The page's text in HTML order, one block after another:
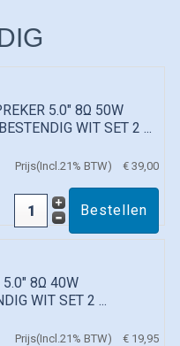
5.0" 8Ω 50W
WIT SET 2 ...
Prijs(Incl.21% BTW) € 39,00
5.0" 8Ω 40W
WIT SET 2 ...
Prijs(Incl.21% BTW) € 19,95